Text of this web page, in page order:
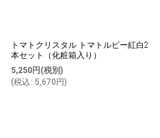
トマトクリスタル トマトルビー紅白2
本セット（化粧箱入り）
5,250円 (税別)
(税込 : 5,670 円)